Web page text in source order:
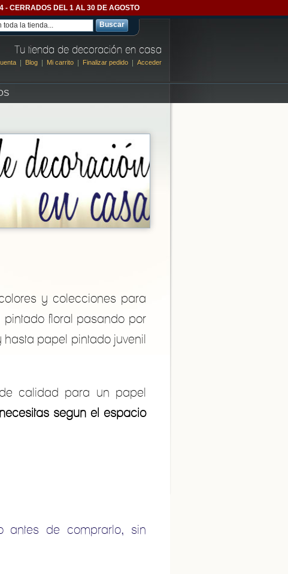
- CERRADOS DEL 1 AL 30 DE AGOSTO
Buscar
Tu tienda de decoración en casa
Blog Mi carrito Finalizar pedido Acceder
y colecciones para
floral pasando por
papel pintado juvenil
calidad para un papel
segun el espacio
antes de comprarlo, sin